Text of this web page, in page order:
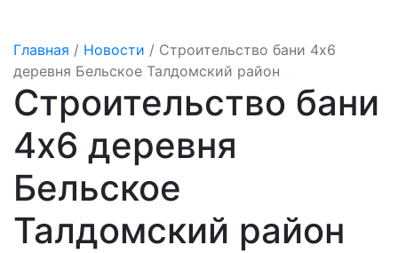
Главная / Новости / Строительство бани 4х6
деревня Бельское Талдомский район
Строительство бани
4х6 деревня
Бельское
Талдомский район